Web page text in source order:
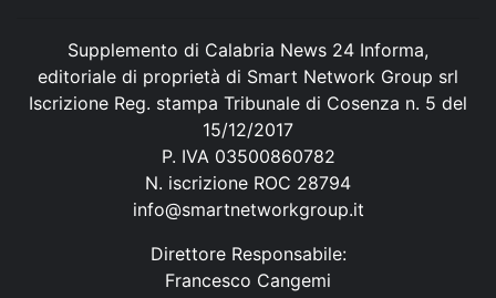
Supplemento di Calabria News 24 Informa,
editoriale di proprietà di Smart Network Group srl
Iscrizione Reg. stampa Tribunale di Cosenza n. 5 del
15/12/2017
P. IVA 03500860782
N. iscrizione ROC 28794
info@smartnetworkgroup.it
Direttore Responsabile:
Francesco Cangemi